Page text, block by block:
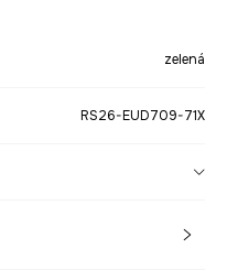
zelená
RS26-EUD709-71X